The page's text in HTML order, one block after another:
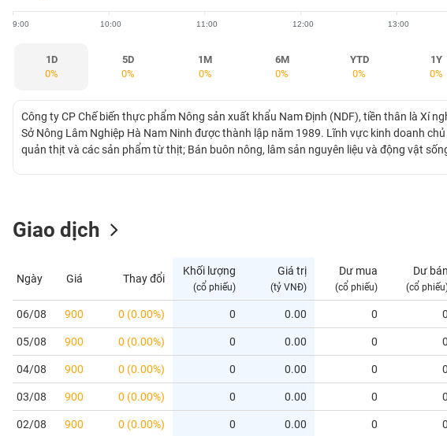
9:00 10:00 11:00 12:00 13:00
1D
0%
5D
0%
1M
0%
6M
0%
YTD
0%
1Y
0%
Công ty CP Chế biến thực phẩm Nông sản xuất khẩu Nam Định (NDF), tiền thân là Xí
Sở Nông Lâm Nghiệp Hà Nam Ninh được thành lập năm 1989. Lĩnh vực kinh doanh chủ
quản thịt và các sản phẩm từ thịt; Bán buôn nông, lâm sản nguyên liệu và động vật
Giao dịch
Ngày Giá Thay đổi
Khối lượng
(cổ phiếu)
Giá trị
(tỷ VNĐ)
Dư mua
(cổ phiếu)
Dư bán
(cổ
06/08 900 0 (0.00%) 0 0.00 0 0
05/08 900 0 (0.00%) 0 0.00 0 0
04/08 900 0 (0.00%) 0 0.00 0 0
03/08 900 0 (0.00%) 0 0.00 0 0
02/08 900 0 (0.00%) 0 0.00 0 0
GIỚI
CÁ
NHÂN
PHÂN
TÍCH
VIETSTOCKFINANCE